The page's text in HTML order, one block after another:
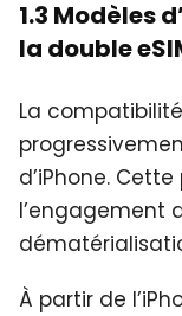
1.3 Modèles
la double
La
d’iPhone.
l’engagement
À partir de